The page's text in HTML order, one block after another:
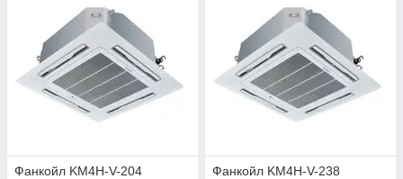
Фанкойл KM4H-V-204
Фанкойл KM4H-V-238